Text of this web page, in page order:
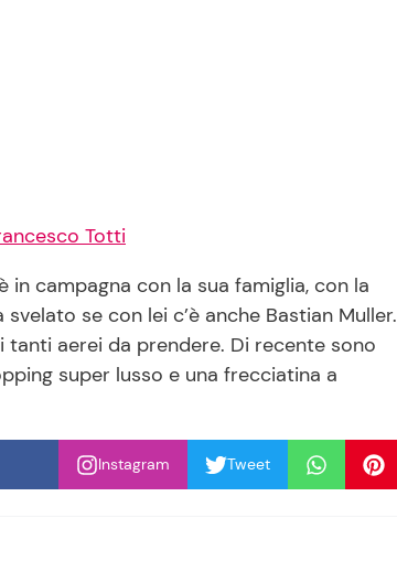
Totti
in campagna con la sua famiglia, con la
se con lei c’è anche Bastian Muller.
aerei da prendere. Di recente sono
super lusso e una frecciatina a
Instagram Tweet